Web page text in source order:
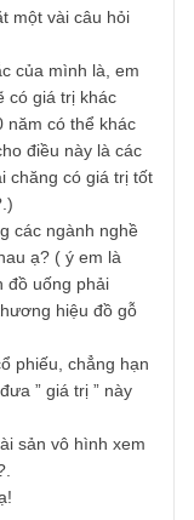
ra biên an toàn. Cả
trường hợp, chúng
Chúc bạn thành
đặt một vài câu hỏi
mắc của mình là, em
sẽ có giá trị khác
10 năm có thể khác